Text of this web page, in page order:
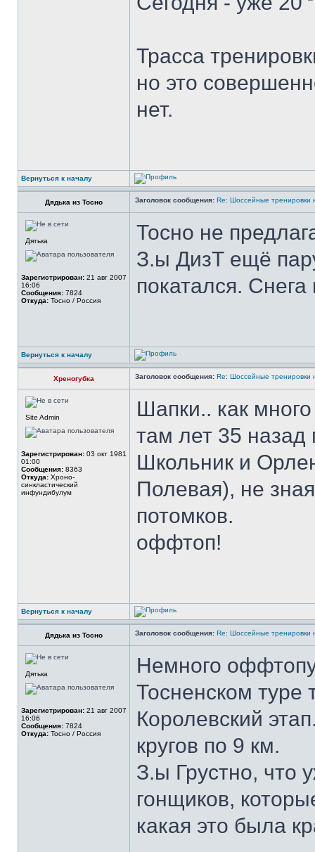
Трасса
но это
нет.
Вернуться к началу
Дядька из Тосно Заголовок сообщения: Re: Шоссейные тренировки
Дятька
Зарегистрирован: 21 авг 2007
16:06
Сообщения: 7824
Откуда: Тосно / Россия
Тосно не
З.ы ДизТ ещё
покатался.
Вернуться к началу
Хреногубка Заголовок сообщения: Re: Шоссейные тренировки
Site Admin
Зарегистрирован: 03 окт 1981
01:00
Сообщения: 8363
Откуда: Xроно-
синкластический
инфундибулум
Шапки.. как
там лет 35 назад
Школьник и
Полевая), не
потомков.
оффтоп!
Вернуться к началу
Дядька из Тосно Заголовок сообщения: Re: Шоссейные тренировки
Дятька
Зарегистрирован: 21 авг 2007
16:06
Сообщения: 7824
Откуда: Тосно / Россия
Немного
Тосненском туре
Королевский
кругов по 9 км.
З.ы Грустно, что
гонщиков,
какая это была